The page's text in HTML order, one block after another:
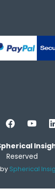
Reserved
Spherical